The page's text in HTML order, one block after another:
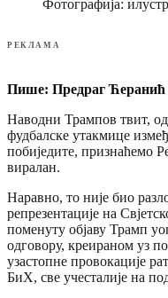
Фотографија:
РЕКЛАМА
Пише: Предраг Ћeранић
Наводни Трампов твит,
фудбалске утакмице
побиједите, признаћемо
виралан.
Наравно, то није био
репрезентације на
поменуту објаву Трамп
одговору, креираном уз
узастопне провокације
БиХ, све учесталије на